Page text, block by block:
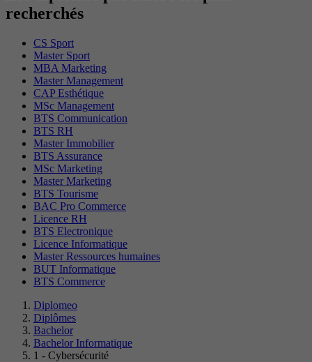
recherchés
CS Sport
Master Sport
MBA Marketing
Master Management
CAP Esthétique
MSc Management
BTS Communication
BTS RH
Master Immobilier
BTS Assurance
MSc Marketing
Master Marketing
BTS Tourisme
BAC Pro Commerce
Licence RH
BTS Electronique
Licence Informatique
Master Ressources humaines
BUT Informatique
BTS Commerce
Diplomeo
Diplômes
Bachelor
Bachelor Informatique
1 - Cybersécurité